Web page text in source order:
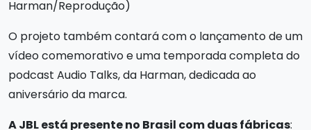
Harman/Reprodução)
O projeto também contará com o lançamento de um
vídeo comemorativo e uma temporada completa do
podcast Audio Talks, da Harman, dedicada ao
aniversário da marca.
A JBL está presente no Brasil com duas fábricas: